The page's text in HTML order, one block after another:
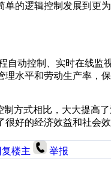
单的逻辑控制发展到更
自动控制、实时在线
水平和劳动生产率，
方式相比，大大提高
很好的经济效益和社会
复楼主 举报